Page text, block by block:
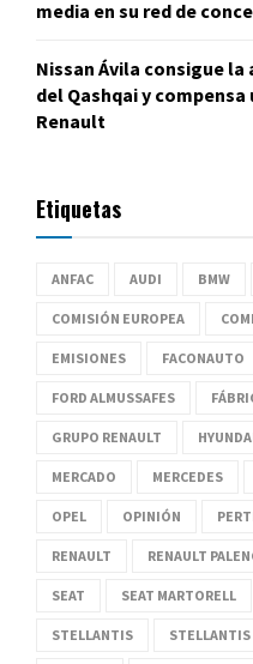
media en su red de
Nissan Ávila consigue
del Qashqai y compensa
Renault
Etiquetas
ANFAC AUDI BMW
COMISIÓN EUROPEA
EMISIONES FACONAUTO
FORD ALMUSSAFES
GRUPO RENAULT
MERCADO MERCEDES
OPEL OPINIÓN
RENAULT RENAULT
SEAT SEAT MARTORELL
STELLANTIS STELLANTIS